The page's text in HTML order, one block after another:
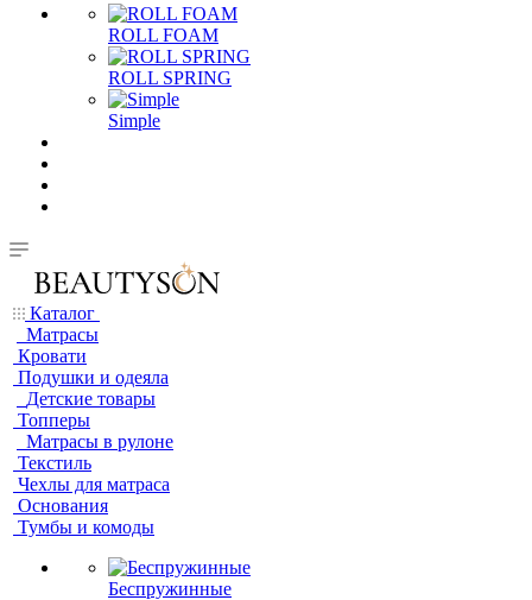
ROLL FOAM
ROLL SPRING
Simple
Каталог
Матрасы
Кровати
Подушки и одеяла
Детские товары
Топперы
Матрасы в рулоне
Текстиль
Чехлы для матраса
Основания
Тумбы и комоды
Беспружинные